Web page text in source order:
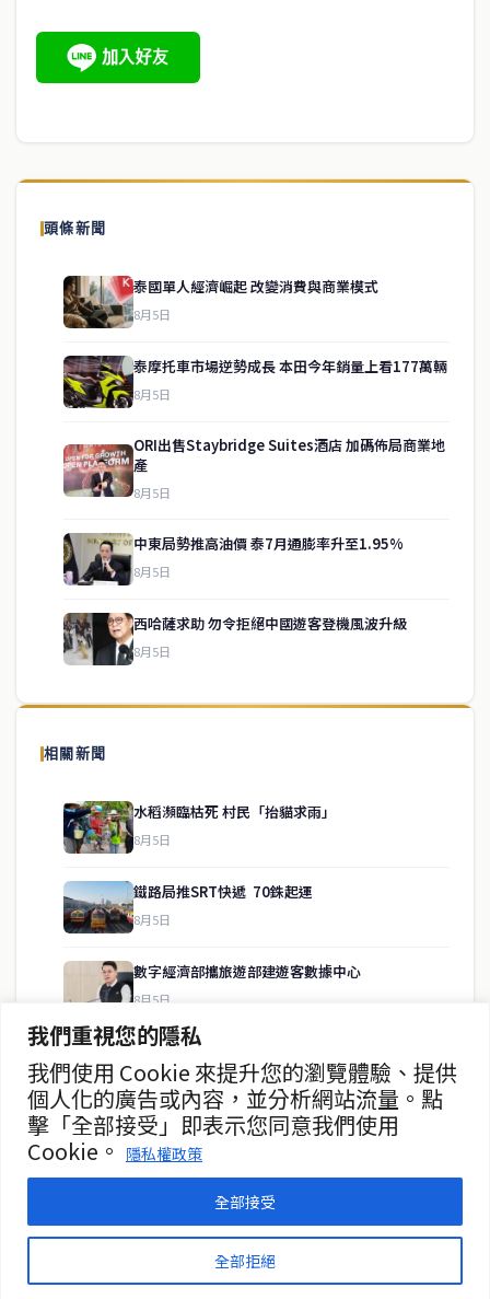
我們重視您的隱私
我們使用 Cookie 來提升您的瀏覽體驗、提供
個人化的廣告或內容，並分析網站流量。點
擊「全部接受」即表示您同意我們使用
Cookie。
隱私權政策
全部拒絕
全部接受
頭條新聞
泰國單人經濟崛起 改變消費與商業模式
8月5日
泰摩托車市場逆勢成長 本田今年銷量上看177萬輛
8月5日
ORI出售Staybridge Suites酒店 加碼佈局商業地
產
8月5日
中東局勢推高油價 泰7月通膨率升至1.95%
8月5日
西哈薩求助 勿令拒絕中國遊客登機風波升級
8月5日
相關新聞
水稻瀕臨枯死 村民「抬貓求雨」
8月5日
鐵路局推SRT快遞 70銖起運
8月5日
數字經濟部攜旅遊部建遊客數據中心
8月5日
吞武裡站片區未來將成為醫療區
8月5日
殺手「睡死病」解析 應及早篩查
8月5日
關於我們
泰國中文新聞（TCN）是一家總部設於曼谷的中文新聞媒體，致力於
供即時、客觀、多元的中文新聞內容。
房地產
聯絡資訊
歡迎來信洽詢合作事宜
或提供新聞線索
service@thaichinesenews.com
© 2026 泰國中文新聞 TCN — All Rights Reserved
THAI CHINESE NEWS
service@thaichinesenews.com